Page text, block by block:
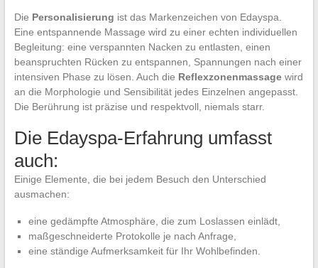
Die Personalisierung ist das Markenzeichen von Edayspa.
Eine entspannende Massage wird zu einer echten individuellen
Begleitung: eine verspannten Nacken zu entlasten, einen
beanspruchten Rücken zu entspannen, Spannungen nach einer
intensiven Phase zu lösen. Auch die Reflexzonenmassagewird
an die Morphologie und Sensibilität jedes Einzelnen angepasst.
Die Berührung ist präzise und respektvoll, niemals starr.
Die Edayspa-Erfahrung umfasst
auch:
Einige Elemente, die bei jedem Besuch den Unterschied
ausmachen:
eine gedämpfte Atmosphäre, die zum Loslassen einlädt,
maßgeschneiderte Protokolle je nach Anfrage,
eine ständige Aufmerksamkeit für Ihr Wohlbefinden.